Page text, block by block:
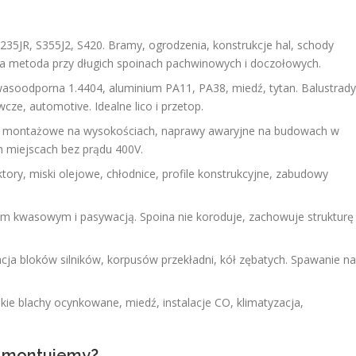
S355J2, S420. Bramy, ogrodzenia, konstrukcje hal, schody
przy długich spoinach pachwinowych i doczołowych.
1.4404, aluminium PA11, PA38, miedź, tytan.
automotive. Idealne lico i przetop.
na wysokościach, naprawy awaryjne na budowach w
bez prądu 400V.
miski olejowe, chłodnice, profile konstrukcyjne, zabudowy
kwasowym i pasywacją. Spoina nie koroduje, zachowuje strukturę
bloków silników, korpusów przekładni, kół zębatych. Spawanie na
blachy ocynkowane, miedź, instalacje CO, klimatyzacja,